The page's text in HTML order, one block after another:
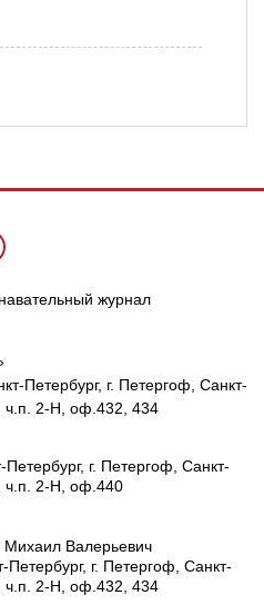
журнал
Петербург, г. Петергоф, Санкт-
ч.п. 2-Н, оф.432, 434
г. Петергоф, Санкт-
ч.п. 2-Н, оф.440
Валерьевич
Петербург, г. Петергоф Санкт-
ч.п. 2-Н, оф.432, 434